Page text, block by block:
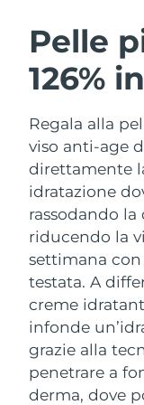
Pelle
126%
Regala alla
viso anti-age
direttamente
idratazione
rassodando
riducendo la
settimana
testata. A
creme
infonde
grazie alla
penetrare a
derma, dove
Anti-
For
Idratazione
Anti-age
Austria
Bahrein
Belgio
Bermuda
Bosnia ed
Erzegovina
Brunei
Bulgaria
Canada
Cile